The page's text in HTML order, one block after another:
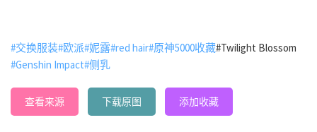
#交换服装#欧派#妮露#red hair#原神5000收藏#Twilight Blossom
#Genshin Impact#侧乳
查看来源 下载原图 添加收藏